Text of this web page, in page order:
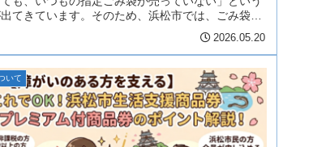
てきています。そのため、浜松市では、ごみ袋が
2026.05.20
いて